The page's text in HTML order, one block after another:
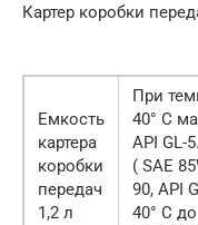
Картер коробки
Емкость
картера
коробки
передач
1,2 л
При
40° С
API GL-
( SAE
90, API
40° С